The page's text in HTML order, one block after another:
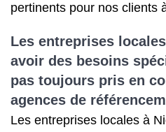
pertinents pour nos clients
Les entreprises
avoir des besoins
pas toujours pris en
agences de
Les entreprises locales à